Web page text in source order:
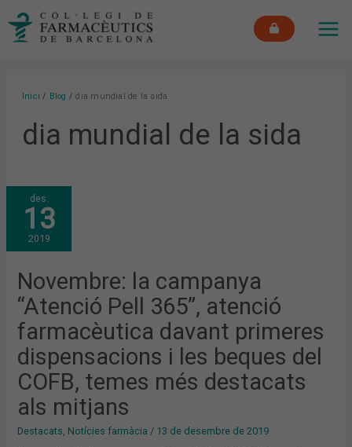
Inici Blog dia mundial de la sida
dia mundial de la sida
des.
13
2019
Novembre: la campanya
“Atenció Pell 365”, atenció
farmacèutica davant primeres
dispensacions i les beques del
COFB, temes més destacats
als mitjans
Destacats Notícies farmàcia / 13 de desembre de 2019
NOVEMBRE:
LA
CAMPANYA
“ATENCIÓ
PELL
365”,
ATENCIÓ
PRIMERES
DISPENSACIONS
I
LES
DEL
COFB,
TEMES
MÉS
DESTACATS
ALS
MITJANS